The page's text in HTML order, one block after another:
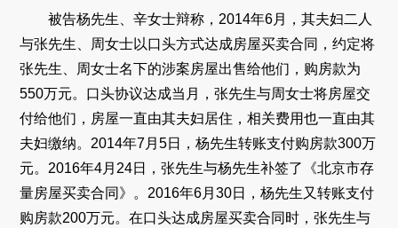
被告杨先生、辛女士辩称，2014年6月，其夫妇二人
与张先生、周女士以口头方式达成房屋买卖合同，约定将
张先生、周女士名下的涉案房屋出售给他们，购房款为
550万元。口头协议达成当月，张先生与周女士将房屋交
付给他们，房屋一直由其夫妇居住，相关费用也一直由其
夫妇缴纳。2014年7月5日，杨先生转账支付购房款300万
元。2016年4月24日，张先生与杨先生补签了《北京市存
量房屋买卖合同》。2016年6月30日，杨先生又转账支付
购房款200万元。在口头达成房屋买卖合同时，张先生与